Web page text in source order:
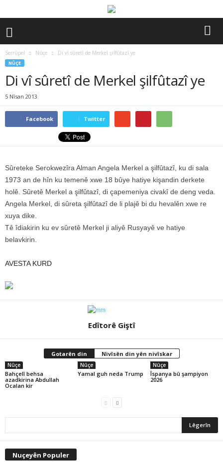
Serrûpel Nûçe Di vî sûretî de Merkel şilfûtazî ye
NÛÇE
Di vî sûretî de Merkel şilfûtazî ye
5 Nîsan 2013
Facebook Twitter
Sûreteke Serokwezîra Alman Angela Merkel a şilfûtazî, ku di sala
1973 an de hîn ku temenê xwe 18 bûye hatiye kişandin derkete
holê. Sûretê Merkel a şilfûtazî, di çapemeniya civakî de deng veda.
Angela Merkel, di sûreta şilfûtazî de li plajê bi du hevalên xwe re
xuya dike.
Tê îdiakirin ku ev sûretê Merkel ji aliyê Rusyayê ve hatiye
belavkirin.
AVESTA KURD
Edîtorê Giştî
Gotarên din Nivîsên din yên nivîskar
Nûçe
Bahçelî behsa
azadkirina Abdullah
Ocalan kir
Nûçe
Yamal guh neda Trump
Nûçe
Îspanya bû şampiyon
2026
Nuçeyên Populer